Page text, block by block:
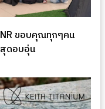
NR ขอบคุณทุกๆคน
ดอบอุ่น